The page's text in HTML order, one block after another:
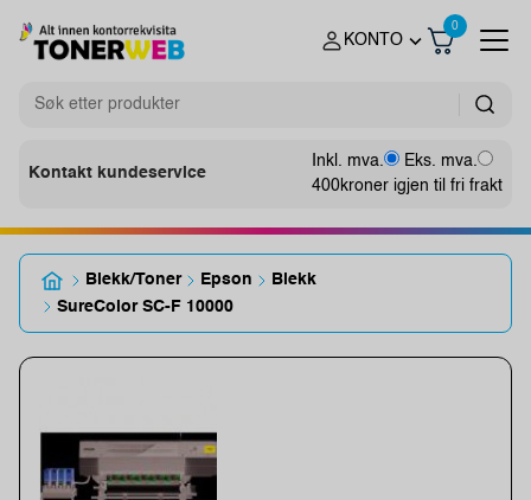
KONTO
0
Kontakt kundeservice
Inkl. mva.
Eks. mva.
400kroner igjen til fri frakt
Blekk/Toner Epson
Blekk
SureColor SC-F 10000